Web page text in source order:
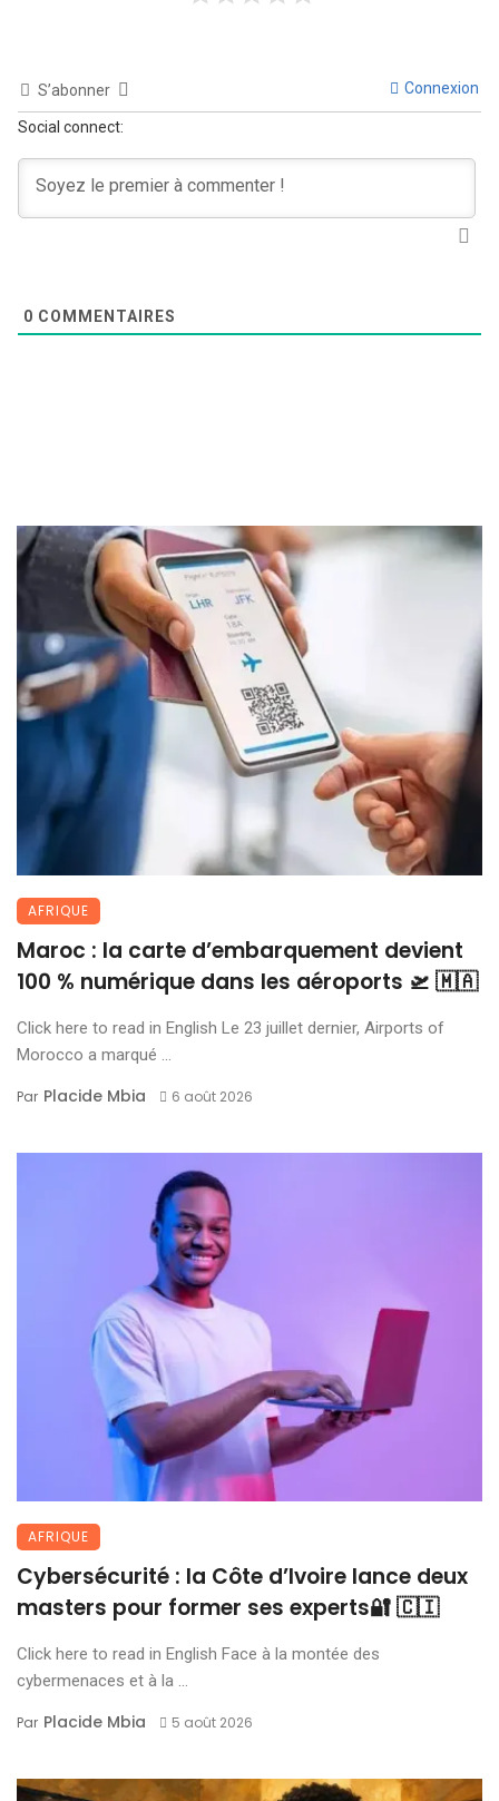
S’abonner Connexion
Social connect:
0 COMMENTAIRES
AFRIQUE
Maroc : la carte d’embarquement devient
100 % numérique dans les aéroports 🛫 🇲🇦
Click here to read in English Le 23 juillet dernier, Airports of
Morocco a marqué ...
Par Placide Mbia 6 août 2026
AFRIQUE
Cybersécurité : la Côte d’Ivoire lance deux
masters pour former ses experts🔐 🇨🇮
Click here to read in English Face à la montée des
cybermenaces et à la ...
Par Placide Mbia 5 août 2026